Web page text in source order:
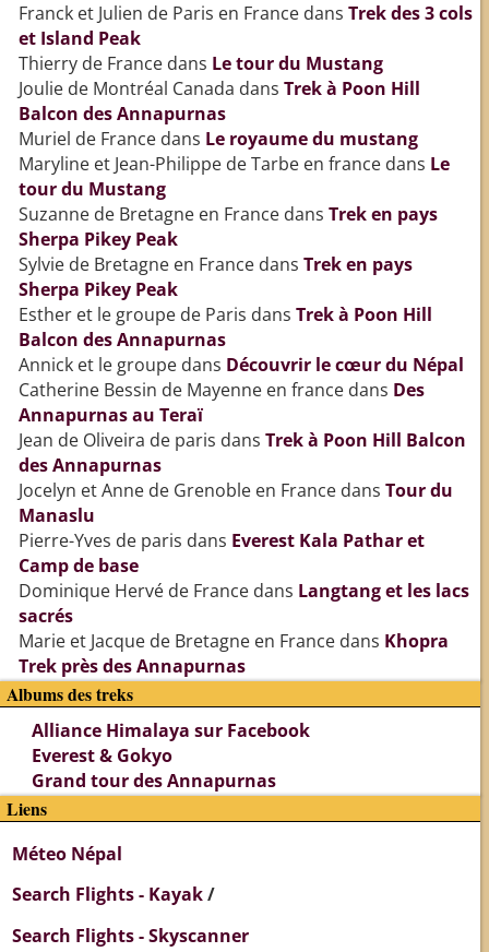
Franck et Julien de Paris en Francedans Trek des 3 cols
et Island Peak
Thierry de Francedans Le tour du Mustang
Joulie de Montréal Canada dans Trek à Poon Hill
Balcon des Annapurnas
Muriel de Francedans Le royaume du mustang
Maryline et Jean-Philippe de Tarbe en francedans Le
tour du Mustang
Suzanne de Bretagne en Francedans Trek en pays
Sherpa Pikey Peak
Sylvie de Bretagne en Francedans Trek en pays
Sherpa Pikey Peak
Esther et le groupe de Paris dans Trek à Poon Hill
Balcon des Annapurnas
Annick et le groupedans Découvrir le cœur du Népal
Catherine Bessin de Mayenne en francedans Des
Annapurnas au Teraï
Jean de Oliveira de paris dans Trek à Poon Hill Balcon
des Annapurnas
Jocelyn et Anne de Grenoble en Francedans Tour du
Manaslu
Pierre-Yves de paris dans Everest Kala Pathar et
Camp de base
Dominique Hervé de Francedans Langtang et les lacs
sacrés
Marie et Jacque de Bretagne en Francedans Khopra
Trek près des Annapurnas
Albums des treks
Alliance Himalaya sur Facebook
Everest & Gokyo
Grand tour des Annapurnas
Liens
Méteo Népal
Search Flights - Kayak/
Search Flights - Skyscanner